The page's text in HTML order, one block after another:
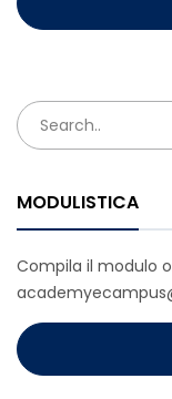
MODULISTICA
Compila il modulo